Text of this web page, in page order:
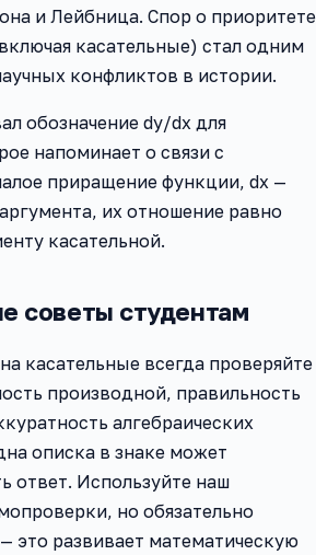
и Лейбница. Спор о приоритете
касательные) стал одним
конфликтов в истории.
обозначение dy/dx для
напоминает о связи с
приращение функции, dx —
их отношение равно
касательной.
советы студентам
касательные всегда проверяйте
производной, правильность
алгебраических
описка в знаке может
ответ. Используйте наш
но обязательно
это развивает математическую